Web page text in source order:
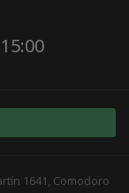
1641, Comodoro